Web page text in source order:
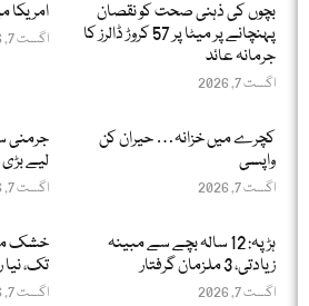
بچوں کی ذہنی صحت کو نقصان
پہنچانے پر میٹا پر 57 کروڑ ڈالرز کا
جرمانہ عائد
اگست 7, 2026
امریکا
اگست 7, 2026
کچرے میں خزانہ… حیران کن
واپسی
اگست 7, 2026
جرمنی
لیے
اگست 7, 2026
ہڑپہ: 12 سالہ بچے سے مبینہ
زیادتی، 3 ملزمان گرفتار
اگست 7, 2026
خشک
تک،
اگست 7, 2026